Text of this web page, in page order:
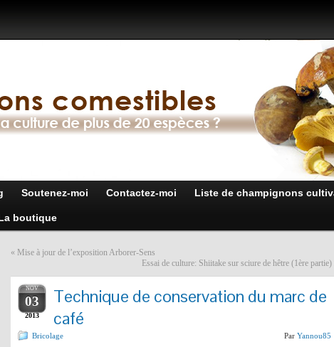
Soutenez-moi Contactez-moi Liste de champignons
boutique
« Mise à jour de l’exposition Arborer-Sens
Essai de culture: Shiitake sur sciure de hêtre (1ère partie)
NOV
03
2013
Technique de conservation du marc de
café
Bricolage Par Yannou85